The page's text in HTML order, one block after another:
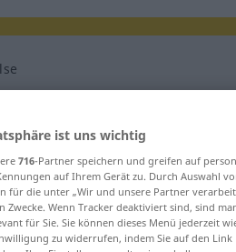
für "beskyttelse"
ist uns wichtig
716-Partner speichern und greifen auf
auf Ihrem Gerät zu. Durch Auswahl
für die unter „Wir und unsere Partner
Zwecke. Wenn Tracker deaktiviert sind, sind
für Sie. Sie können dieses Menü jederzeit
zu widerrufen, indem Sie auf den